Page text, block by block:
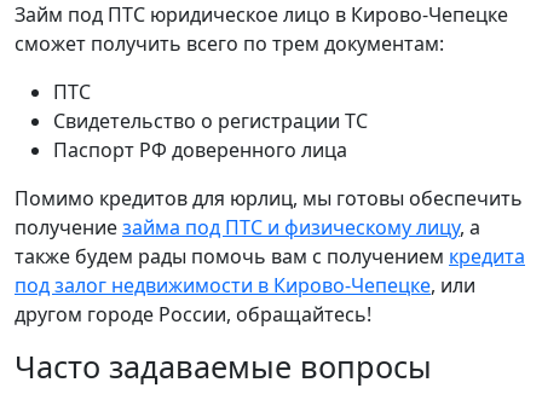
Займ под ПТС юридическое лицо в Кирово-Чепецке
сможет получить всего по трем документам:
ПТС
Свидетельство о регистрации ТС
Паспорт РФ доверенного лица
Помимо кредитов для юрлиц, мы готовы обеспечить
получениезайма под ПТС и физическому лицу, а
также будем рады помочь вам с получением кредита
под залог недвижимости в Кирово-Чепецке, или
другом городе России, обращайтесь!
Часто задаваемые вопросы